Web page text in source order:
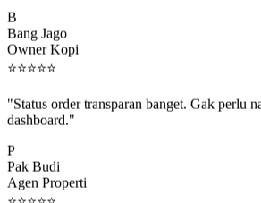
Bang Jago
Owner Kopi
⭐⭐⭐⭐⭐
dashboard."
Pak Budi
Agen Properti
⭐⭐⭐⭐⭐